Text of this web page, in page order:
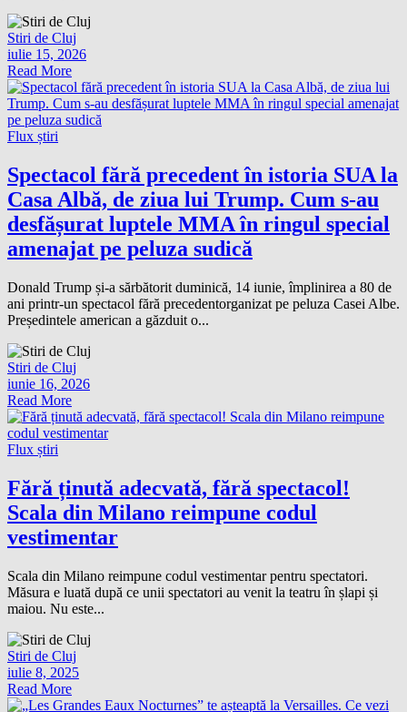
Stiri de Cluj
iulie 15, 2026
Read More
Flux știri
Spectacol fără precedent în istoria SUA la
Casa Albă, de ziua lui Trump. Cum s-au
desfășurat luptele MMA în ringul special
amenajat pe peluza sudică
Donald Trump și-a sărbătorit duminică, 14 iunie, împlinirea a 80 de
ani printr-un spectacol fără precedentorganizat pe peluza Casei Albe.
Președintele american a găzduit o...
Stiri de Cluj
iunie 16, 2026
Read More
Flux știri
Fără ținută adecvată, fără spectacol!
Scala din Milano reimpune codul
vestimentar
Scala din Milano reimpune codul vestimentar pentru spectatori.
Măsura e luată după ce unii spectatori au venit la teatru în șlapi și
maiou. Nu este...
Stiri de Cluj
iulie 8, 2025
Read More